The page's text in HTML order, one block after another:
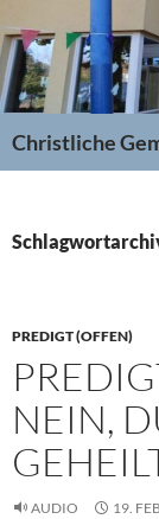
Inhalt
springen
Christliche
PREDIGT (OFFEN)
NEIN,
AUDIO 19.